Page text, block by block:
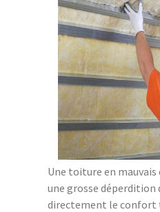
Une toiture en
une grosse déperdition
directement le confort